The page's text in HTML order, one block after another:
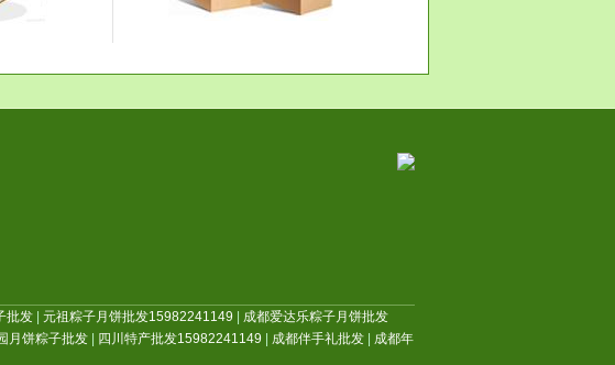
批发 元祖粽子月饼批发15982241149
成都爱达乐粽子月饼批发
月饼粽子批发 四川特产批发15982241149 成都伴手礼批发
成都年